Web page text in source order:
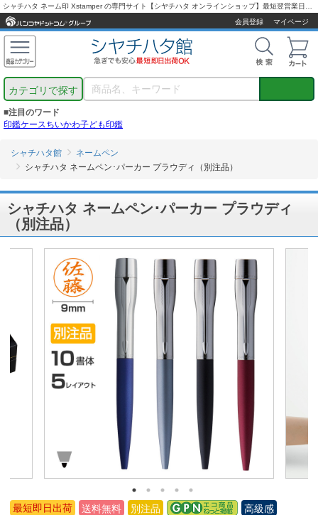
会員登録
マイページ
カテゴリで探す
■注目のワード
印鑑ケースちいかわ子ども印鑑
シャチハタ館
ネームペン
シャチハタ ネームペン･パーカー プラウディ（別注品）
シャチハタ ネームペン･パーカー プラウディ
（別注品）
最短即日出荷 送料無料 別注品
高級感